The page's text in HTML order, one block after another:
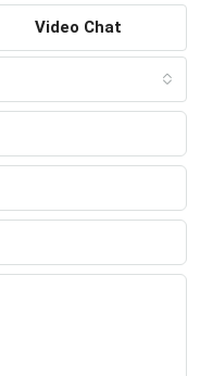
Video Chat